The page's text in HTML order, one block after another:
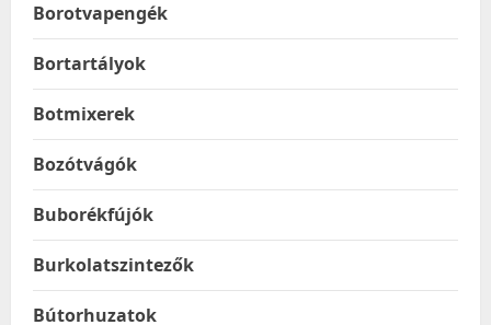
Borotvapengék
Bortartályok
Botmixerek
Bozótvágók
Buborékfújók
Burkolatszintezők
Bútorhuzatok